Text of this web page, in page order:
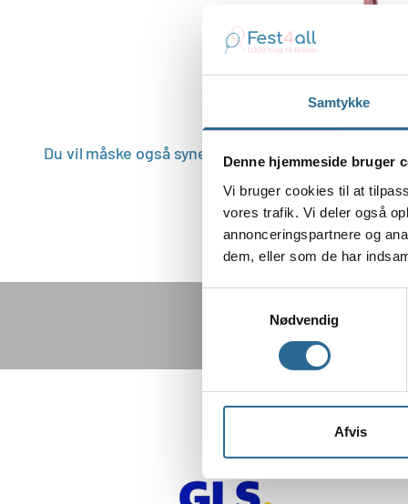
Samtykke
Denne hjemmeside bruger
Vi bruger cookies til at
vores trafik. Vi deler også
annonceringspartnere og
dem, eller som de har
Nødvendig
Afvis